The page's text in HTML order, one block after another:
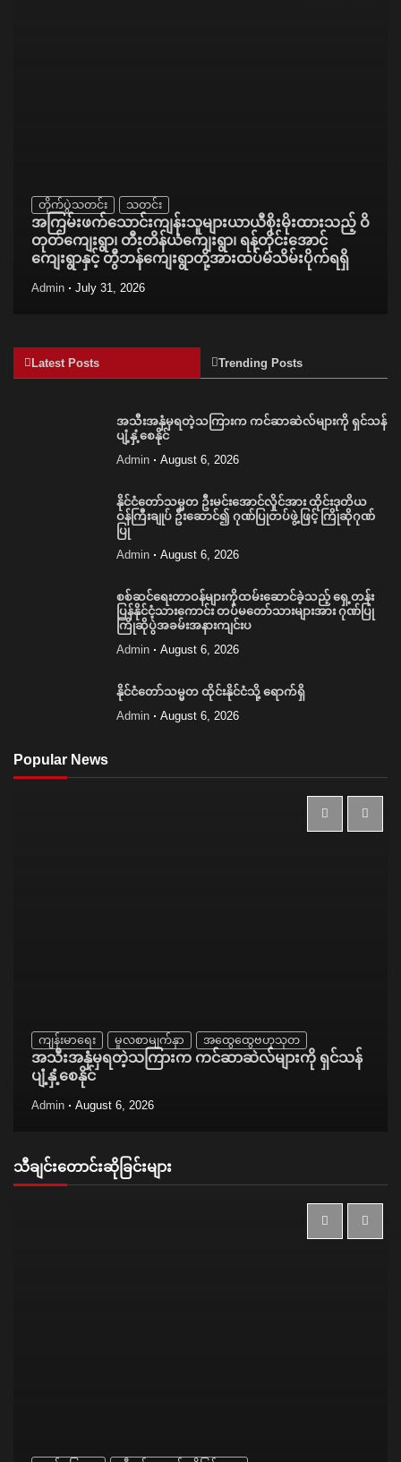
တိုက်ပွဲသတင်း သတင်း
အကြမ်းဖက်သောင်းကျန်းသူများယာယီစိုးမိုးထားသည့် ဝိ
တုတ်ကျေးရွာ၊ တီးတိန်ယံကျေးရွာ၊ ရန်တိုင်းအောင်
ကျေးရွာနှင့် တွီဘန်ကျေးရွာတို့အားထပ်မံသိမ်းပိုက်ရရှိ
Admin July 31, 2026
Latest Posts Trending Posts
အသီးအနှံမှရတဲ့သကြားက ကင်ဆာဆဲလ်များကို ရှင်သန်
ပျံ့နှံ့စေနိုင်
Admin August 6, 2026
နိုင်ငံတော်သမ္မတ ဦးမင်းအောင်လှိုင်အား ထိုင်းဒုတိယ
ဝန်ကြီးချုပ် ဦးဆောင်၍ ဂုဏ်ပြုတပ်ဖွဲ့ဖြင့် ကြိုဆိုဂုဏ်
ပြု
Admin August 6, 2026
စစ်ဆင်ရေးတာဝန်များကိုထမ်းဆောင်ခဲ့သည့် ရှေ့တန်း
ပြန်နိုင်ငံ့သားကောင်း တပ်မတော်သားများအား ဂုဏ်ပြု
ကြိုဆိုပွဲအခမ်းအနားကျင်းပ
Admin August 6, 2026
နိုင်ငံတော်သမ္မတ ထိုင်းနိုင်ငံသို့ ရောက်ရှိ
Admin August 6, 2026
Popular News
ကျန်းမာရေး မူလစာမျက်နှာ အထွေထွေဗဟုသုတ
အသီးအနှံမှရတဲ့သကြားက ကင်ဆာဆဲလ်များကို ရှင်သန်
ပျံ့နှံ့စေနိုင်
Admin August 6, 2026
သီချင်းတောင်းဆိုခြင်းများ